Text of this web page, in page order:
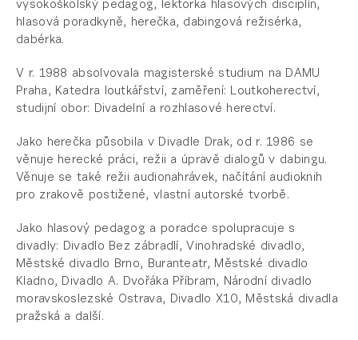
vysokoškolský pedagog, lektorka hlasových disciplín,
hlasová poradkyně, herečka, dabingová režisérka,
dabérka.
V r. 1988 absolvovala magisterské studium na DAMU
Praha, Katedra loutkářství, zaměření: Loutkoherectví,
studijní obor: Divadelní a rozhlasové herectví.
Jako herečka působila v Divadle Drak, od r. 1986 se
věnuje herecké práci, režii a úpravě dialogů v dabingu.
Věnuje se také režii audionahrávek, načítání audioknih
pro zrakově postižené, vlastní autorské tvorbě.
Jako hlasový pedagog a poradce spolupracuje s
divadly: Divadlo Bez zábradlí, Vinohradské divadlo,
Městské divadlo Brno, Buranteatr, Městské divadlo
Kladno, Divadlo A. Dvořáka Příbram, Národní divadlo
moravskoslezské Ostrava, Divadlo X10, Městská divadla
pražská a další.